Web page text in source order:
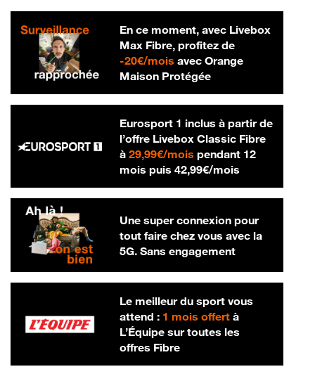
En ce moment, avec Livebox
Max Fibre, profitez de
-20€/mois20 € par mois
avec Orange
Maison Protégée
Eurosport 1 inclus à partir de
l’offre Livebox Classic Fibre
à 29,99€/mois29,99 € par mois
pendant 12
mois puis 42,99€/mois42,99 € par
Une super connexion pour
tout faire chez vous avec la
5G. Sans engagement
Le meilleur du sport vous
attend : 1 mois offertà
L’Équipe sur toutes les
offres Fibre